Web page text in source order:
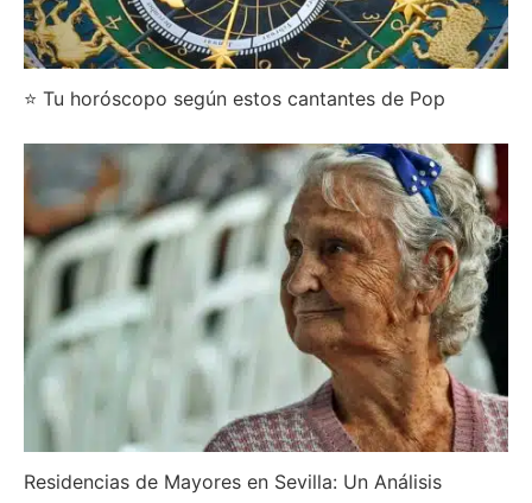
⭐ Tu horóscopo según estos cantantes de Pop
Residencias de Mayores en Sevilla: Un Análisis